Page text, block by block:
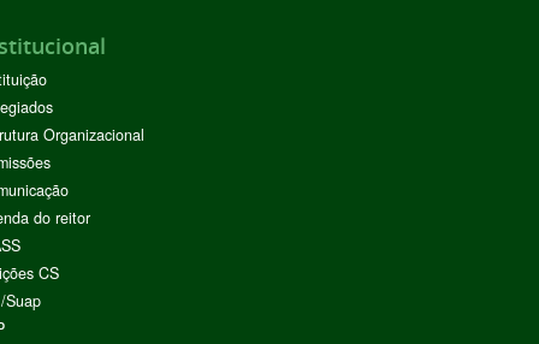
Organizacional
do reitor
CS
Suap